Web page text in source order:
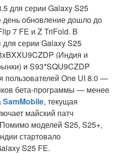
для серии Galaxy S25
день обновление дошло до
7 FE и Z TriFold. В
для серии Galaxy S25
(Индия и
и S93*SQU9CZDP
пользователей One UI 8.0 —
бета-программы — менее
SamMobile, текущая
майский патч
моделей S25, S25+,
стартовало
S25 FE.